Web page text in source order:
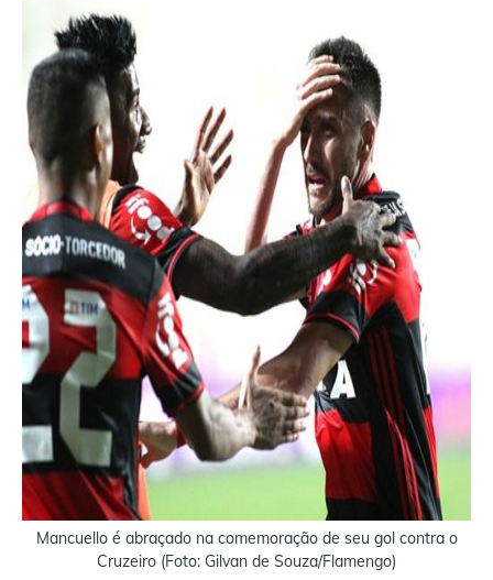
Mancuello é abraçado na comemoração de seu gol contra o
Cruzeiro (Foto: Gilvan de Souza/Flamengo)